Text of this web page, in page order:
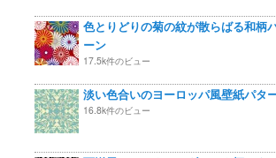
色とりどりの菊の紋が散らばる和柄
ーン
17.5k件のビュー
淡い色合いのヨーロッパ風壁紙パタ
16.8k件のビュー